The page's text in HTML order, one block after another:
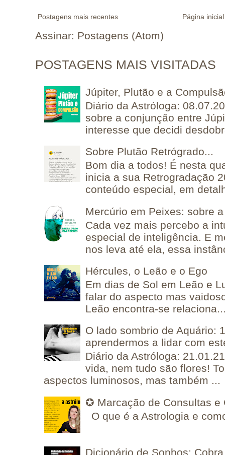
Postagens mais recentes Página inicial
Assinar: Postagens (Atom)
POSTAGENS MAIS VISITADAS
Júpiter, Plutão e a
Diário da Astróloga:
sobre a conjunção entre
interesse que decidi
Sobre Plutão Retrógrado...
Bom dia a todos! É nesta
inicia a sua Retrogradação
conteúdo especial, em
Mercúrio em Peixes: sobre
Cada vez mais percebo a
especial de inteligência. E
nos leva até ela, essa
Hércules, o Leão e o Ego
Em dias de Sol em Leão e
falar do aspecto mas
Leão encontra-se
O lado sombrio de Aquário:
aprendermos a lidar com
Diário da Astróloga:
vida, nem tudo são flores!
aspectos luminosos, mas também ...
✪ Marcação de Consultas e
O que é a Astrologia e
Dicionário de Sonhos: Cobra